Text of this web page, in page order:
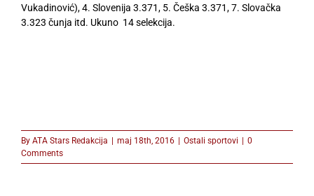
Vukadinović), 4. Slovenija 3.371, 5. Češka 3.371, 7. Slovačka
3.323 čunja itd. Ukuno 14 selekcija.
By ATA Stars Redakcija maj 18th, 2016 Ostali sportovi
0
Comments